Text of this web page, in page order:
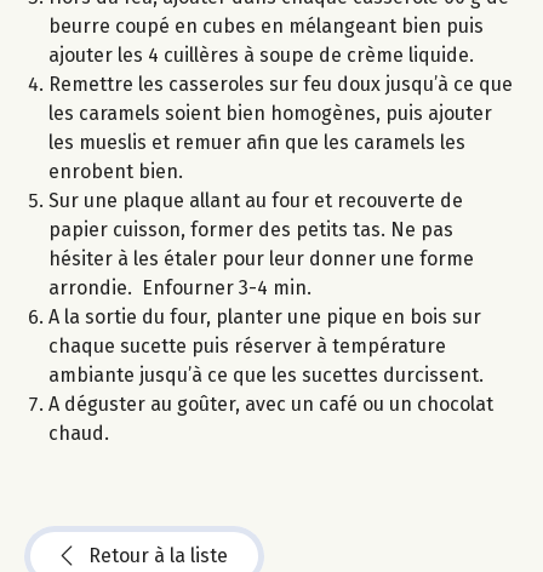
beurre coupé en cubes en mélangeant bien puis
ajouter les 4 cuillères à soupe de crème liquide.
Remettre les casseroles sur feu doux jusqu’à ce que
les caramels soient bien homogènes, puis ajouter
les mueslis et remuer afin que les caramels les
enrobent bien.
Sur une plaque allant au four et recouverte de
papier cuisson, former des petits tas. Ne pas
hésiter à les étaler pour leur donner une forme
arrondie. Enfourner 3-4 min.
A la sortie du four, planter une pique en bois sur
chaque sucette puis réserver à température
ambiante jusqu’à ce que les sucettes durcissent.
A déguster au goûter, avec un café ou un chocolat
chaud.
Retour à la liste